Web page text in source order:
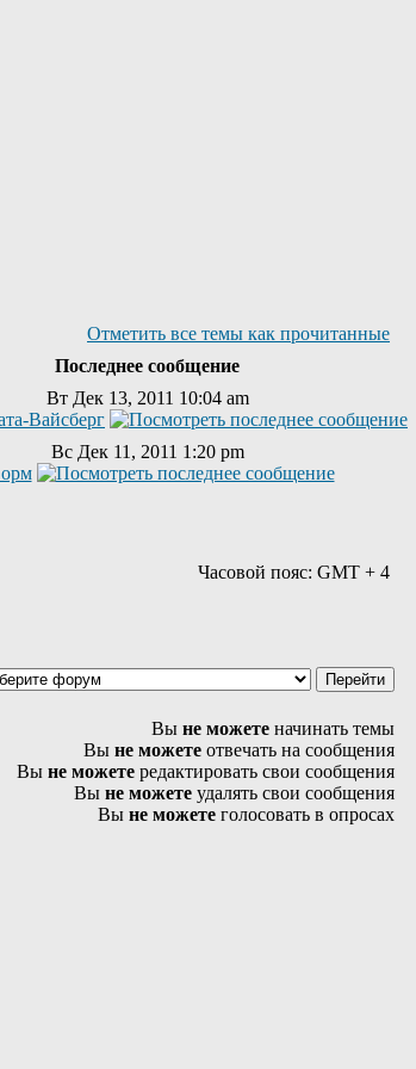
Отметить все темы как прочитанные
Последнее сообщение
Вт Дек 13, 2011 10:04 am
Вайсберг
Вс Дек 11, 2011 1:20 pm
Часовой пояс: GMT + 4
Вы не можете начинать темы
Вы не можете отвечать на сообщения
Вы не можете редактировать свои сообщения
Вы не можете удалять свои сообщения
Вы не можете голосовать в опросах